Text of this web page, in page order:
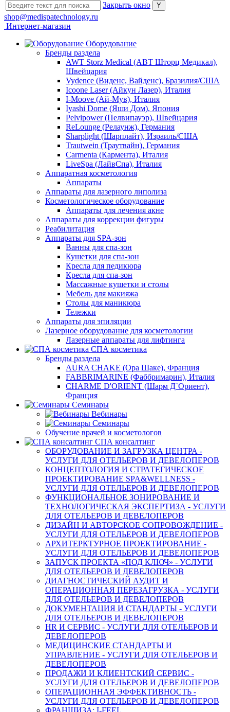
Закрыть окно
shop@medispatechnology.ru
Интернет-магазин
Оборудование
Бренды раздела
AWT Storz Medical (АВТ Шторц Медикал),
Швейцария
Vydence (Виденс, Вайденс), Бразилия/США
Icoone Laser (Айкун Лазер), Италия
I-Moove (Ай-Мув), Италия
Iyashi Dome (Яши Дом), Япония
Pelvipower (Пелвипауэр), Швейцария
ReLounge (Релаунж), Германия
Sharplight (Шарплайт), Израиль/США
Trautwein (Траутвайн), Германия
Carmenta (Кармента), Италия
LiveSpa (ЛайвСпа), Италия
Аппаратная косметология
Аппараты
Аппараты для лазерного липолиза
Косметологическое оборудование
Аппараты для лечения акне
Аппараты для коррекции фигуры
Реабилитация
Аппараты для SPA-зон
Ванны для спа-зон
Кушетки для спа-зон
Кресла для педикюра
Кресла для спа-зон
Массажные кушетки и столы
Мебель для макияжа
Столы для маникюра
Тележки
Аппараты для эпиляции
Лазерное оборудование для косметологии
Лазерные аппараты для лифтинга
СПА косметика
Бренды раздела
AURA CHAKE (Ора Шаке), Франция
FABBRIMARINE (Фаббримарин), Италия
CHARME D'ORIENT (Шарм Д`Ориент),
Франция
Семинары
Вебинары
Семинары
Обучение врачей и косметологов
СПА консалтинг
ОБОРУДОВАНИЕ И ЗАГРУЗКА ЦЕНТРА -
УСЛУГИ ДЛЯ ОТЕЛЬЕРОВ И ДЕВЕЛОПЕРОВ
КОНЦЕПТОЛОГИЯ И СТРАТЕГИЧЕСКОЕ
ПРОЕКТИРОВАНИЕ SPA&WELLNESS -
УСЛУГИ ДЛЯ ОТЕЛЬЕРОВ И ДЕВЕЛОПЕРОВ
ФУНКЦИОНАЛЬНОЕ ЗОНИРОВАНИЕ И
ТЕХНОЛОГИЧЕСКАЯ ЭКСПЕРТИЗА - УСЛУГИ
ДЛЯ ОТЕЛЬЕРОВ И ДЕВЕЛОПЕРОВ
ДИЗАЙН И АВТОРСКОЕ СОПРОВОЖДЕНИЕ -
УСЛУГИ ДЛЯ ОТЕЛЬЕРОВ И ДЕВЕЛОПЕРОВ
АРХИТЕРКТУРНОЕ ПРОЕКТИРОВАНИЕ -
УСЛУГИ ДЛЯ ОТЕЛЬЕРОВ И ДЕВЕЛОПЕРОВ
ЗАПУСК ПРОЕКТА «ПОД КЛЮЧ» - УСЛУГИ
ДЛЯ ОТЕЛЬЕРОВ И ДЕВЕЛОПЕРОВ
ДИАГНОСТИЧЕСКИЙ АУДИТ И
ОПЕРАЦИОННАЯ ПЕРЕЗАГРУЗКА - УСЛУГИ
ДЛЯ ОТЕЛЬЕРОВ И ДЕВЕЛОПЕРОВ
ДОКУМЕНТАЦИЯ И СТАНДАРТЫ - УСЛУГИ
ДЛЯ ОТЕЛЬЕРОВ И ДЕВЕЛОПЕРОВ
HR И СЕРВИС - УСЛУГИ ДЛЯ ОТЕЛЬЕРОВ И
ДЕВЕЛОПЕРОВ
МЕДИЦИНСКИЕ СТАНДАРТЫ И
УПРАВЛЕНИЕ - УСЛУГИ ДЛЯ ОТЕЛЬЕРОВ И
ДЕВЕЛОПЕРОВ
ПРОДАЖИ И КЛИЕНТСКИЙ СЕРВИС -
УСЛУГИ ДЛЯ ОТЕЛЬЕРОВ И ДЕВЕЛОПЕРОВ
ОПЕРАЦИОННАЯ ЭФФЕКТИВНОСТЬ -
УСЛУГИ ДЛЯ ОТЕЛЬЕРОВ И ДЕВЕЛОПЕРОВ
ФРАНШИЗА: I-FEEL